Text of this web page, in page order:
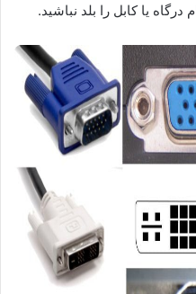
یا کابل را بلد نباشید.